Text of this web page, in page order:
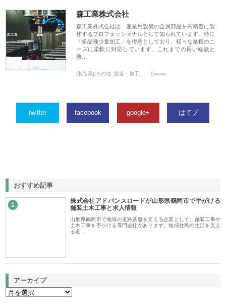
森工業株式会社
森工業株式会社は、産業用設備の金属部品を高精度に製
作するプロフェッショナルとして知られています。特に
「多品種少量加工」を得意としており、様々な業種のニ
ーズに柔軟に対応しています。これまでの長い経験と
熟…
[製造業][その他_製造・加工] 0views
twitter facebook google+ はてブ
おすすめ記事
1
株式会社アドバンスロードが山形県鶴岡市で手がける
舗装土木工事と求人情報
山形県鶴岡市で地域の道路基盤を支える企業として、舗装工事や
土木工事を手がける専門会社があります。地域住民の生活を支え
る道…
アーカイブ